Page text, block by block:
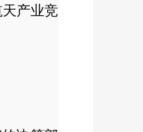
产业竞